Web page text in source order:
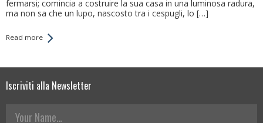
fermarsi; comincia a costruire la sua casa in una luminosa radura,
ma non sa che un lupo, nascosto tra i cespugli, lo […]
Read more
Iscriviti alla Newsletter
Your Name